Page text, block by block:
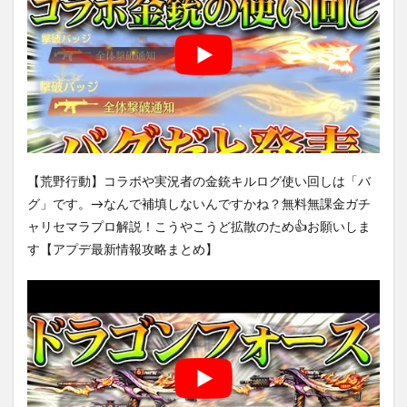
【荒野行動】コラボや実況者の金銃キルログ使い回しは「バ
グ」です。→なんで補填しないんですかね？無料無課金ガチ
ャリセマラプロ解説！こうやこうど拡散のため👍お願いしま
す【アプデ最新情報攻略まとめ】